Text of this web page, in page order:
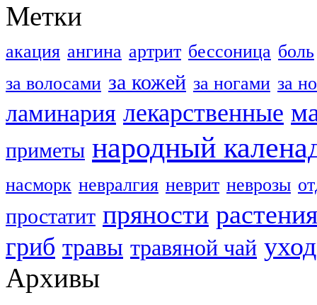
Метки
акация ангина артрит бессоница боль
за волосами за кожей за ногами за
ламинария лекарственные
приметы народный
насморк невралгия неврит неврозы
простатит пряности растения
гриб травы травяной чай уход
Архивы